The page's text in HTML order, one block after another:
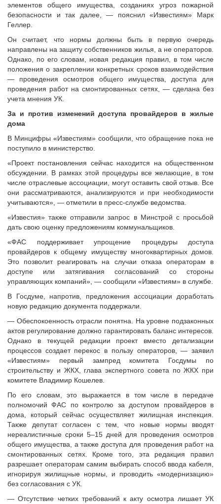
элементов общего имущества, созданиях угроз пожарной
безопасности и так далее, — пояснил «Известиям» Марк
Геллер.
Он считает, что нормы должны быть в первую очередь
направлены на защиту собственников жилья, а не операторов.
Однако, по его словам, новая редакция правил, в том числе
положения о закреплении конкретных сроков взаимодействия
— проведения осмотров общего имущества, доступа для
проведения работ на смонтированных сетях, — сделана без
учета мнения УК.
За и против изменений доступа провайдеров в жилые
дома
В Минцифры «Известиям» сообщили, что обращение пока не
поступило в министерство.
«Проект постановления сейчас находится на общественном
обсуждении. В рамках этой процедуры все желающие, в том
числе отраслевые ассоциации, могут оставить свой отзыв. Все
они рассматриваются, анализируются и при необходимости
учитываются», — отметили в пресс-службе ведомства.
«Известия» также отправили запрос в Минстрой с просьбой
дать свою оценку предложениям коммунальщиков.
«ФАС поддерживает упрощение процедуры доступа
провайдеров к общему имуществу многоквартирных домов.
Это позволит реагировать на случаи отказа операторам в
доступе или затягивания согласований со стороны
управляющих компаний», — сообщили «Известиям» в службе.
В Госдуме, напротив, предложения ассоциации доработать
новую редакцию документа поддержали.
— Обеспокоенность отрасли понятна. На уровне подзаконных
актов регулирование должно гарантировать баланс интересов.
Однако в текущей редакции проект вместо детализации
процессов создает перекос в пользу операторов, — заявил
«Известиям» первый зампред комитета Госдумы по
строительству и ЖКХ, глава экспертного совета по ЖКХ при
комитете Владимир Кошелев.
По его словам, это выражается в том числе в передаче
полномочий ФАС по контролю за доступом провайдеров в
дома, который сейчас осуществляет жилищная инспекция.
Также депутат согласен с тем, что новые нормы вводят
нереалистичные сроки 5–15 дней для проведения осмотров
общего имущества, а также доступа для проведения работ на
смонтированных сетях. Кроме того, эта редакция правил
разрешает операторам самим выбирать способ ввода кабеля,
игнорируя жилищные нормы, и проводить «модернизацию»
без согласования с УК.
— Отсутствие четких требований к акту осмотра лишает УК